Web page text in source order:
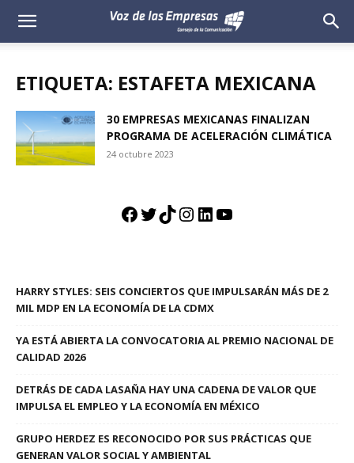
Voz
Empresas
ETIQUETA: ESTAFETA MEXICANA
30 EMPRESAS MEXICANAS FINALIZAN
PROGRAMA DE ACELERACIÓN CLIMÁTICA
24 octubre 2023
Facebook
Twitter
TikTok
Instagram
LinkedIn
YouTube
HARRY STYLES: SEIS CONCIERTOS QUE IMPULSARÁN MÁS DE 2
MIL MDP EN LA ECONOMÍA DE LA CDMX
YA ESTÁ ABIERTA LA CONVOCATORIA AL PREMIO NACIONAL DE
CALIDAD 2026
DETRÁS DE CADA LASAÑA HAY UNA CADENA DE VALOR QUE
IMPULSA EL EMPLEO Y LA ECONOMÍA EN MÉXICO
GRUPO HERDEZ ES RECONOCIDO POR SUS PRÁCTICAS QUE
GENERAN VALOR SOCIAL Y AMBIENTAL